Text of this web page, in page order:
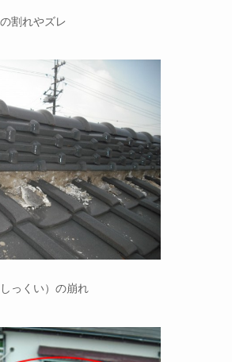
割れやズレ
っくい）の崩れ